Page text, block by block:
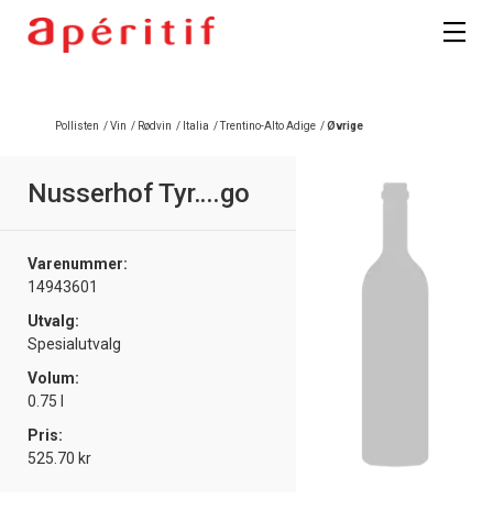
Pollisten /Vin / Rødvin / Italia /Trentino-Alto Adige /Øvrige
Nusserhof Tyr….go
Varenummer:
14943601
Utvalg:
Spesialutvalg
Volum:
0.75 l
Pris:
525.70 kr